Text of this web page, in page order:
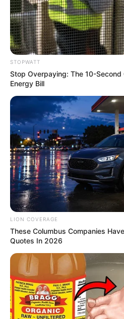
อยู่ในวงการมานานตั้งแต่เป็นวั
สุดน่ารัก อย่าง เต้ย จรินพร จุ
แรกๆที่ใครๆต่างก็ตกหลุมรักร
ธรรมชาติของเธอ ชื่อ จรินพร
ผู้เป็นใหญ่ในเดินทาง และพร
(อายุ วรรณะ สุขะ พละ) รวมแล้
มงคลว่า ผู้เป็นใหญ่ในการเดิ
นุ่น วรนุช ภิ
ไม่พูดถึงไม่ได้จริงๆ สำหรับนา
กลายเป็นสะใภ้เบียร์สิงห์ไปแล้
บันเทิงมานาน มีผลงานละครที่
มาก เป็นผู้หญิงที่สวยและมีควา
รนุช มีควาหมายว่า ความสวย
เธอเป็นอย่างมากค่ะ
เก้า สุภัสสรา
STOPWATT
Stop Overpaying: The 10-
Energy Bill
LION COVERAGE
These Columbus Companies
Quotes In 2026